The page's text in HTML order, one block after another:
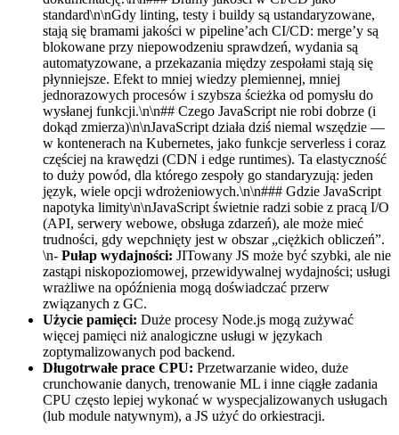
standard\n\nGdy linting, testy i buildy są ustandaryzowane,
stają się bramami jakości w pipeline’ach CI/CD: merge’y są
blokowane przy niepowodzeniu sprawdzeń, wydania są
automatyzowane, a przekazania między zespołami stają się
płynniejsze. Efekt to mniej wiedzy plemiennej, mniej
jednorazowych procesów i szybsza ścieżka od pomysłu do
wysłanej funkcji.\n\n## Czego JavaScript nie robi dobrze (i
dokąd zmierza)\n\nJavaScript działa dziś niemal wszędzie —
w kontenerach na Kubernetes, jako funkcje serverless i coraz
częściej na krawędzi (CDN i edge runtimes). Ta elastyczność
to duży powód, dla którego zespoły go standaryzują: jeden
język, wiele opcji wdrożeniowych.\n\n### Gdzie JavaScript
napotyka limity\n\nJavaScript świetnie radzi sobie z pracą I/O
(API, serwery webowe, obsługa zdarzeń), ale może mieć
trudności, gdy wepchnięty jest w obszar „ciężkich obliczeń”.
\n- Pułap wydajności: JITowany JS może być szybki, ale nie
zastąpi niskopoziomowej, przewidywalnej wydajności; usługi
wrażliwe na opóźnienia mogą doświadczać przerw
związanych z GC.
Użycie pamięci: Duże procesy Node.js mogą zużywać
więcej pamięci niż analogiczne usługi w językach
zoptymalizowanych pod backend.
Długotrwałe prace CPU: Przetwarzanie wideo, duże
crunchowanie danych, trenowanie ML i inne ciągłe zadania
CPU często lepiej wykonać w wyspecjalizowanych usługach
(lub module natywnym), a JS użyć do orkiestracji.